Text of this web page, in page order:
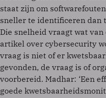
staat zijn om
sneller te identificeren dan
Die snelheid vraagt wat
artikel over cybersecurity
vraag is niet of er
gevonden, de vraag is of
voorbereid. Madhar: ‘Een
goede